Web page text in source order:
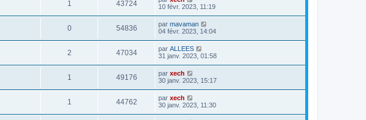
1 43724
10 févr. 2023, 11:19
0 54836 par mavaman
04 févr. 2023, 14:04
2 47034 par ALLEES
31 janv. 2023, 01:58
1 49176 par xech
30 janv. 2023, 15:17
1 44762 par xech
30 janv. 2023, 11:30